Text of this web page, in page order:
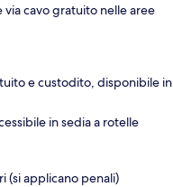
via cavo gratuito nelle aree
e custodito, disponibile in
in sedia a rotelle
(si applicano penali)